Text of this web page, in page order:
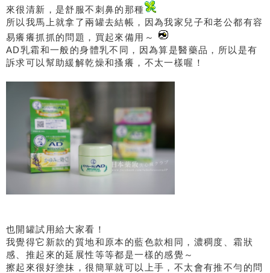
來很清新，是舒服不刺鼻的那種
所以我馬上就拿了兩罐去結帳，因為我家兒子和老公都有容
易癢癢抓抓的問題，買起來備用～
AD乳霜和一般的身體乳不同，因為算是醫藥品，所以是有
訴求可以幫助緩解乾燥和搔癢，不太一樣喔！
也開罐試用給大家看！
我覺得它新款的質地和原本的藍色款相同，濃稠度、霜狀
感、推起來的延展性等等都是一樣的感覺～
擦起來很好塗抹，很簡單就可以上手，不太會有推不勻的問